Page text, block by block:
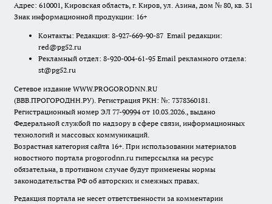
Адрес: 610001, Кировская область, г. Киров, ул. Азина, дом № 80, кв. 31
Знак информационной продукции: 16+
Контакты: Редакция: 8-927-669-90-87 Email редакции:
red@pg52.ru
Рекламный отдел: 8-920-004-61-95 Email рекламного отдела:
st@pg52.ru
Сетевое издание WWW.PROGORODNN.RU
(ВВВ.ПРОГОРОДНН.РУ). Регистрация РКН: №: 7378360181.
Регистрационный номер ЭЛ 77-90994 от 10.03.2026., выдано
Федеральной службой по надзору в сфере связи, информационных
технологий и массовых коммуникаций.
Возрастная категория сайта 16+. При использовании материалов
новостного портала progorodnn.ru гиперссылка на ресурс
обязательна, в противном случае будут применены нормы
законодательства РФ об авторских и смежных правах.
Редакция портала не несет ответственности за комментарии